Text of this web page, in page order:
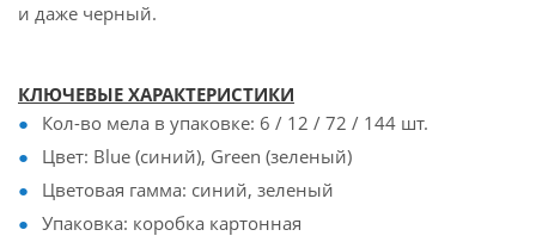
и даже черный.
КЛЮЧЕВЫЕ ХАРАКТЕРИСТИКИ
Кол-во мела в упаковке: 6 / 12 / 72 / 144 шт.
Цвет: Blue (синий), Green (зеленый)
Цветовая гамма: синий, зеленый
Упаковка: коробка картонная